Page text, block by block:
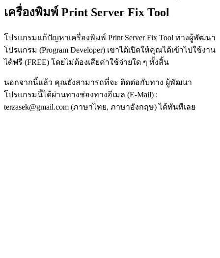
เครื่องพิมพ์ Print Server Fix Tool
โปรแกรมแก้ปัญหาเครื่องพิมพ์ Print Server Fix Tool ทางผู้พัฒนา
โปรแกรม (Program Developer) เขาได้เปิดให้คุณได้เข้าไปใช้งาน
ได้ฟรี (FREE) โดยไม่ต้องเสียค่าใช้จ่ายใด ๆ ทั้งสิ้น
นอกจากนี้แล้ว คุณยังสามารถที่จะ ติดต่อกับทาง ผู้พัฒนา
โปรแกรมนี้ได้ผ่านทางช่องทางอีเมล (E-Mail) :
terzasek@gmail.com (ภาษาไทย, ภาษาอังกฤษ) ได้ทันทีเลย